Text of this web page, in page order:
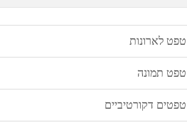
טפט לארונות
טפט תמונה
טפטים דקורטיביים